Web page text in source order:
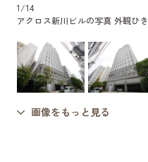
1/14
アクロス新川ビルの写真 外観ひき
画像をもっと見る